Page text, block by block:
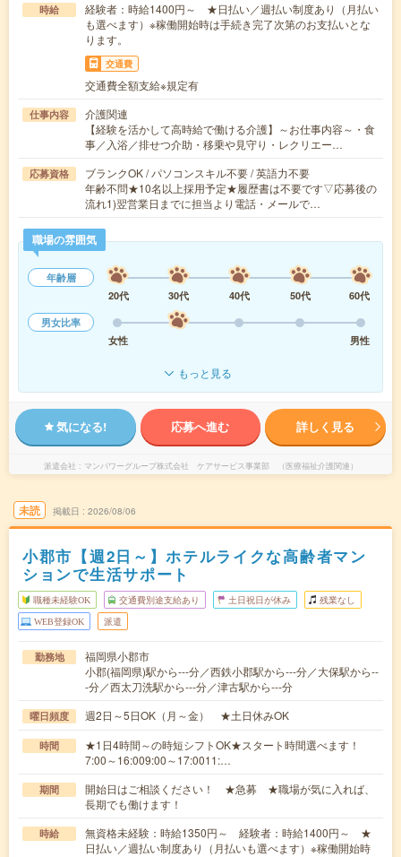
時給
経験者：時給1400円～ ★日払い／週払い制度あり（月払い
も選べます）※稼働開始時は手続き完了次第のお支払いとな
ります。
交通費
交通費全額支給※規定有
仕事内容
介護関連
【経験を活かして高時給で働ける介護】～お仕事内容～・食
事／入浴／排せつ介助・移乗や見守り・レクリエー…
応募資格
ブランクOK / パソコンスキル不要 / 英語力不要
年齢不問★10名以上採用予定★履歴書は不要です▽応募後の
流れ1)翌営業日までに担当より電話・メールで…
職場の雰囲気
年齢層
20代
30代 40代 50代
60代
男女比率
女性
男性
もっと見る
気になる! 応募へ進む 詳しく見る
派遣会社 マンパワーグループ株式会社 ケアサービス事業部 （医療福祉介護関連）
未読 掲載日 2026/08/06
小郡市【週2日～】ホテルライクな高齢者マン
ションで生活サポート
職種未経験OK 交通費別途支給あり 土日祝日が休み 残業なし
WEB登録OK 派遣
勤務地
福岡県小郡市
小郡(福岡県)駅から---分／西鉄小郡駅から---分／大保駅から--
-分／西太刀洗駅から---分／津古駅から---分
曜日頻度 週2日～5日OK（月～金） ★土日休みOK
時間
★1日4時間～の時短シフトOK★スタート時間選べます！
7:00～16:009:00～17:0011:…
期間
開始日はご相談ください！ ★急募 ★職場が気に入れば、
長期でも働けます！
時給
無資格未経験：時給1350円～ 経験者：時給1400円～ ★
日払い／週払い制度あり（月払いも選べます）※稼働開始時